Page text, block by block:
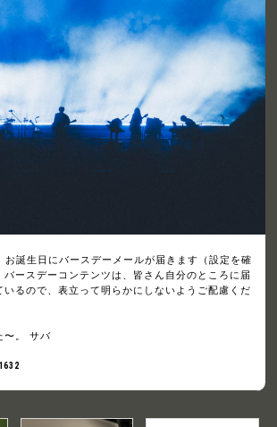
お誕生日にバースデーメールが届きます（設定を確
ースデーコンテンツは、皆さん自分のところに届
いるので、表立って明らかにしないようご配慮くだ
〜。 サバ
1632